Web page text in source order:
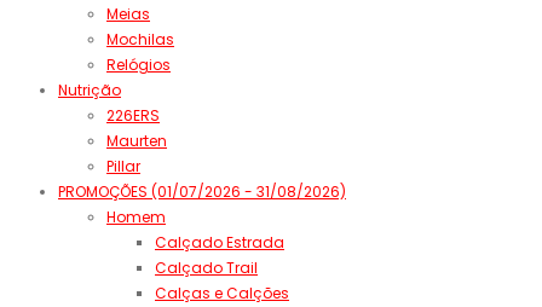
Meias
Mochilas
Relógios
Nutrição
226ERS
Maurten
Pillar
PROMOÇÕES (01/07/2026 - 31/08/2026)
Homem
Calçado Estrada
Calçado Trail
Calças e Calções